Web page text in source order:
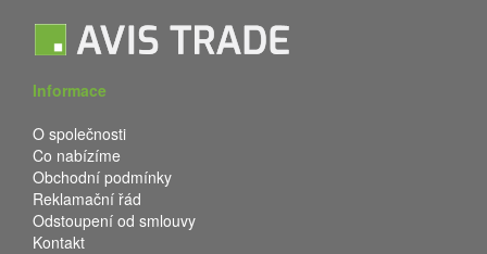
Informace
O společnosti
Co nabízíme
Obchodní podmínky
Reklamační řád
Odstoupení od smlouvy
Kontakt